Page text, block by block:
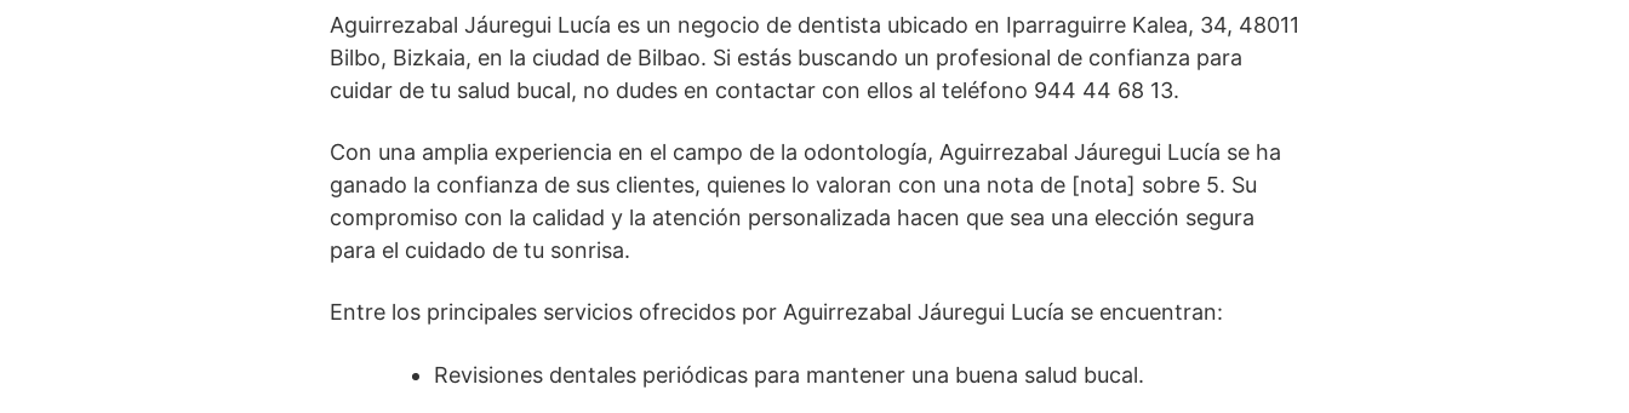
Aguirrezabal Jáuregui Lucía es un negocio de dentista ubicado en Iparraguirre Kalea, 34, 48011
Bilbo, Bizkaia, en la ciudad de Bilbao. Si estás buscando un profesional de confianza para
cuidar de tu salud bucal, no dudes en contactar con ellos al teléfono 944 44 68 13.
Con una amplia experiencia en el campo de la odontología, Aguirrezabal Jáuregui Lucía se ha
ganado la confianza de sus clientes, quienes lo valoran con una nota de [nota] sobre 5. Su
compromiso con la calidad y la atención personalizada hacen que sea una elección segura
para el cuidado de tu sonrisa.
Entre los principales servicios ofrecidos por Aguirrezabal Jáuregui Lucía se encuentran:
Revisiones dentales periódicas para mantener una buena salud bucal.